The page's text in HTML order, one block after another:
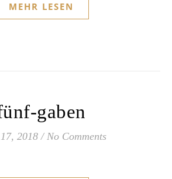
MEHR LESEN
gaben
2018 / No Comments